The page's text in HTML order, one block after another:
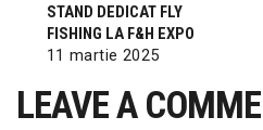
STAND DEDICAT FLY
FISHING LA F&H EXPO
11 martie 2025
LEAVE A